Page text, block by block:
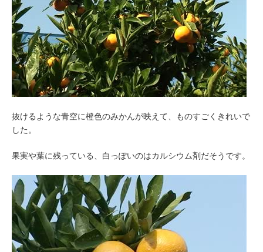
抜けるような青空に橙色のみかんが映えて、ものすごくきれいで
した。
果実や葉に残っている、白っぽいのはカルシウム剤だそうです。